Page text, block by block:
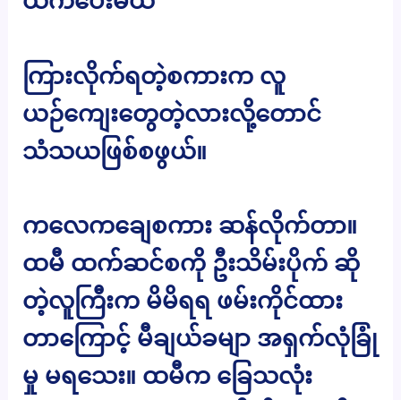
ကြားလိုက်ရတဲ့စကားက လူ
ယဉ်ကျေးတွေတဲ့လားလို့တောင်
သံသယဖြစ်စဖွယ်။
ကလေကချေစကား ဆန်လိုက်တာ။
ထမီ ထက်ဆင်စကို ဦးသိမ်းပိုက် ဆို
တဲ့လူကြီးက မိမိရရ ဖမ်းကိုင်ထား
တာကြောင့် မီချယ်ခမျာ အရှက်လုံခြုံ
မှု မရသေး။ ထမီက ခြေသလုံး